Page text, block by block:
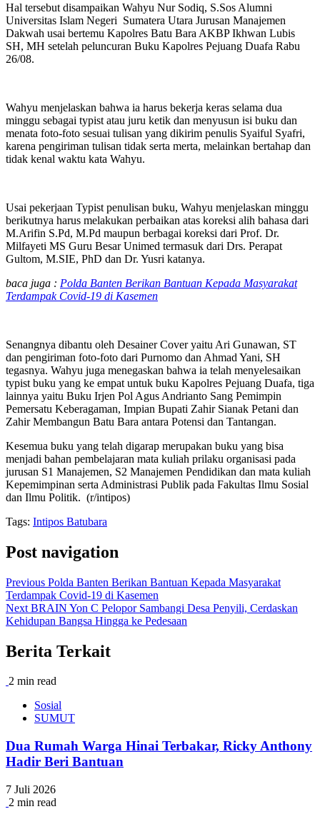
Hal tersebut disampaikan Wahyu Nur Sodiq, S.Sos Alumni
Universitas Islam Negeri Sumatera Utara Jurusan Manajemen
Dakwah usai bertemu Kapolres Batu Bara AKBP Ikhwan Lubis
SH, MH setelah peluncuran Buku Kapolres Pejuang Duafa Rabu
26/08.
Wahyu menjelaskan bahwa ia harus bekerja keras selama dua
minggu sebagai typist atau juru ketik dan menyusun isi buku dan
menata foto-foto sesuai tulisan yang dikirim penulis Syaiful Syafri,
karena pengiriman tulisan tidak serta merta, melainkan bertahap dan
tidak kenal waktu kata Wahyu.
Usai pekerjaan Typist penulisan buku, Wahyu menjelaskan minggu
berikutnya harus melakukan perbaikan atas koreksi alih bahasa dari
M.Arifin S.Pd, M.Pd maupun berbagai koreksi dari Prof. Dr.
Milfayeti MS Guru Besar Unimed termasuk dari Drs. Perapat
Gultom, M.SIE, PhD dan Dr. Yusri katanya.
baca juga : Polda Banten Berikan Bantuan Kepada Masyarakat
Terdampak Covid-19 di Kasemen
Senangnya dibantu oleh Desainer Cover yaitu Ari Gunawan, ST
dan pengiriman foto-foto dari Purnomo dan Ahmad Yani, SH
tegasnya. Wahyu juga menegaskan bahwa ia telah menyelesaikan
typist buku yang ke empat untuk buku Kapolres Pejuang Duafa, tiga
lainnya yaitu Buku Irjen Pol Agus Andrianto Sang Pemimpin
Pemersatu Keberagaman, Impian Bupati Zahir Sianak Petani dan
Zahir Membangun Batu Bara antara Potensi dan Tantangan.
Kesemua buku yang telah digarap merupakan buku yang bisa
menjadi bahan pembelajaran mata kuliah prilaku organisasi pada
jurusan S1 Manajemen, S2 Manajemen Pendidikan dan mata kuliah
Kepemimpinan serta Administrasi Publik pada Fakultas Ilmu Sosial
dan Ilmu Politik. (r/intipos)
Tags: Intipos Batubara
Post navigation
Previous Polda Banten Berikan Bantuan Kepada Masyarakat
Terdampak Covid-19 di Kasemen
Next BRAIN Yon C Pelopor Sambangi Desa Penyili, Cerdaskan
Kehidupan Bangsa Hingga ke Pedesaan
Berita Terkait
2 min read
Sosial
SUMUT
Dua Rumah Warga Hinai Terbakar, Ricky Anthony
Hadir Beri Bantuan
7 Juli 2026
2 min read